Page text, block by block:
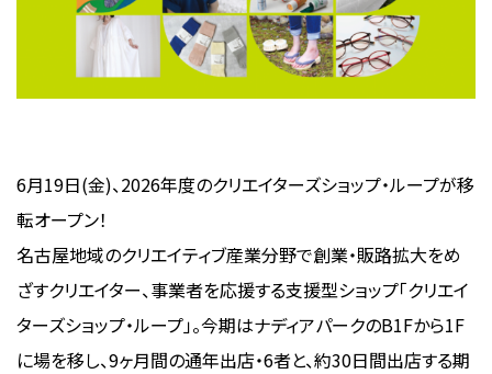
6月19日(金)、2026年度のクリエイターズショップ・ループが移
転オープン！
名古屋地域のクリエイティブ産業分野で創業・販路拡大をめ
ざすクリエイター、事業者を応援する支援型ショップ「クリエイ
ターズショップ・ループ」。今期はナディアパークのB1Fから1F
に場を移し、9ヶ月間の通年出店・6者と、約30日間出店する期